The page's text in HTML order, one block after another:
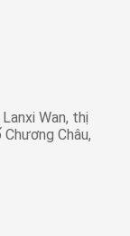
Wan, thị
Châu,